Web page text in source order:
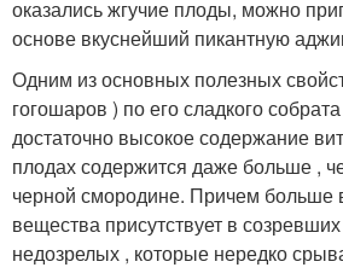
оказались жгучие плоды, можно
основе вкуснейший пикантную
Одним из основных полезных
гогошаров ) по его сладкого
достаточно высокое содержание
плодах содержится даже больше ,
черной смородине. Причем больше
вещества присутствует в
недозрелых , которые нередко